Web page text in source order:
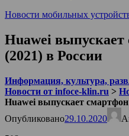
Новости мобильных
Huawei
(2021) в России
Информация, культура,
Новости от infoce-klin.ru >
Huawei выпускает
Опубликовано29.10.2020